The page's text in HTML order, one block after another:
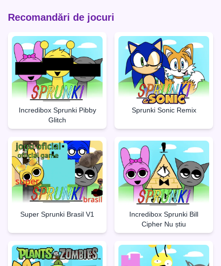
Recomandări de jocuri
Incredibox Sprunki Pibby
Glitch
Sprunki Sonic Remix
Super Sprunki Brasil V1
Incredibox Sprunki Bill
Cipher Nu știu